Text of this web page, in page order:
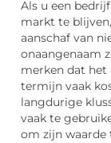
Als u een
markt te
aanschaf van
onaangenaam
merken dat het
termijn vaak
langdurige
vaak te
om zijn waarde